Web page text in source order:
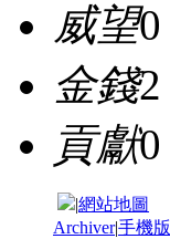
威望0
金錢2
貢獻0
|網站地圖
Archiver|手機版